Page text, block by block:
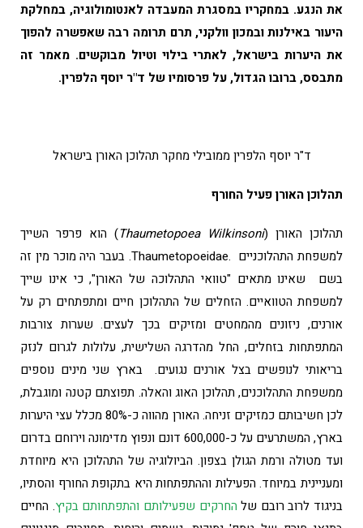
את הנגע. במחקריו במסגרת המעבדה לאנטומולוגיה, במחלקת
היעור באילנות ובמכון וולקני, תרם תרומה רבה שאפשרה להפוך
את היערות בישראל, לאתרי בילוי וטיול מבוקשים. מאמר זה
מתבסס, ברובו הגדול, על פרסומיו של ד"ר יוסף הלפרין.
ד"ר יוסף הלפרין ממובילי מחקר תהלוכן האורן בישראל
תהלוכן האורן פעיל החורף
תהלוכן האורן (Thaumetopoea Wilkinsoni) הוא פרפר השייך
למשפחת התהלוכניים .Thaumetopoeidae. בעבר היה מוכר מין זה
בשם שאינו מתאים "טוואי התהלוכה של האורן", כי אינו שייך
למשפחת הטוואיים. הזחלים של התהלוכן חיים ומתפתחים רק על
אורנים, ניזונים מהמחטים ומזיקים בכך לעצים. שערות צורבות
המתפתחות בזחלים, החל מהדרגה השלישית, עלולות לגרום לנזק
בריאותי לנופשים בצל אורנים נגועים. בארץ שני מינים נוספים
ממשפחת התהלוכנים, תהלוכן האוג והאלה. תפוצתם קטנה ומוגבלת,
לכן חשיבותם כמזיקים זניחה. האורן מהווה כ-80% מכלל עצי היערות
בארץ, המשתרעים על כ-600,000 דונם ונפוץ מדימונה וירוחם בדרום
ועד מטולה ורמת הגולן בצפון. הביולוגיה של התהלוכן היא מיוחדת
ומעניינית במיוחד. הפעילות וההתפתחות היא בתקופת החורף והסתיו,
בניגוד לרוב רובם של החרקים שפעילותם והתפתחותם בקיץ. החיים